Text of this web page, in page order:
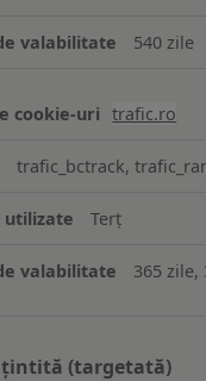
540 zile
trafic.ro
trafic_bctrack,
Terț
365 zile,
(targetată)